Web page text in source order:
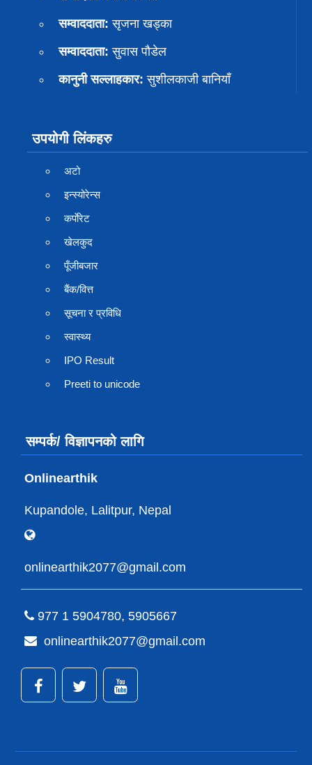
सम्वाददाता: सृजना खड्का
सम्वाददाता: सुवास पाैडेल
कानुनी सल्लाहकार: सुशीलकाजी बानियाँ
उपयोगी लिंकहरु
अटो
इन्स्योरेन्स
कर्पाेरेट
खेलकुद
पूँजीबजार
बैंक/वित्त
सूचना र प्रविधि
स्वास्थ्य
IPO Result
Preeti to unicode
सम्पर्क/ विज्ञापनको लागि
Onlinearthik
Kupandole, Lalitpur, Nepal
onlinearthik2077@gmail.com
977 1 5904780, 5905667
onlinearthik2077@gmail.com